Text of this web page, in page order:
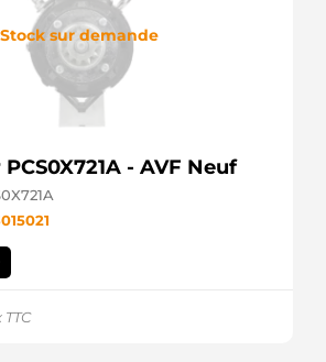
Stock sur demande
- AVF Neuf
TTC